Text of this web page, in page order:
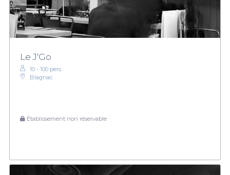
Le J'Go
10 - 100 pers.
Blagnac
Établissement non réservable